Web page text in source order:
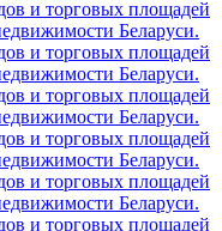
и торговых площадей
Беларуси.
и торговых площадей
Беларуси.
и торговых площадей
Беларуси.
и торговых площадей
Беларуси.
и торговых площадей
Беларуси.
и торговых площадей